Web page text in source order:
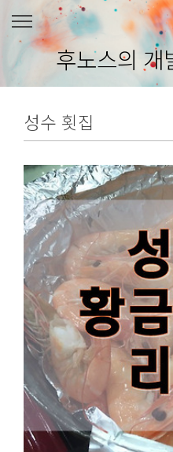
본문 바로가기
후노스의 개
성수 횟집